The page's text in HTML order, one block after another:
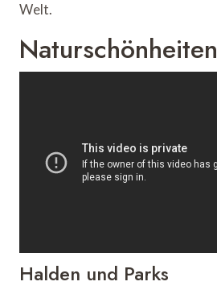
Welt.
Naturschönheiten
Halden und Parks